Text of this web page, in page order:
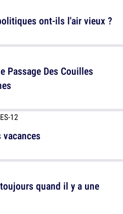
ont-ils l'air vieux ?
Passage Des Couilles
quand il y a une